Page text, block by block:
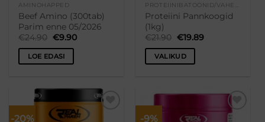
AMINOHAPPED
Beef Amino (300tab)
Parim enne 05/2026
€24.90 Algne
oli:
€24.90.
€9.90Praegune
LOE EDASI
PROTEIINIBATOONID/VAHEPALA/SNÄKID
Proteiini Pannkoogid
(1kg)
€21.90 Algne
oli:
€21.90.
€19.89Praegune
VALIKUD
on
-20% -9%
Lisa